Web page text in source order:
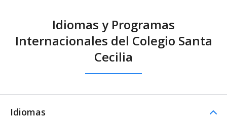
Idiomas y Programas
Internacionales del Colegio Santa
Cecilia
Idiomas